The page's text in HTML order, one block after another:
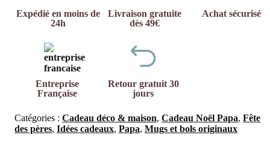
Expédié en moins de
24h
Livraison gratuite
dès 49€
Achat sécurisé
Entreprise
Française
Retour gratuit 30
jours
Catégories : Cadeau déco & maison, Cadeau Noël Papa, Fête
des pères, Idées cadeaux, Papa, Mugs et bols originaux